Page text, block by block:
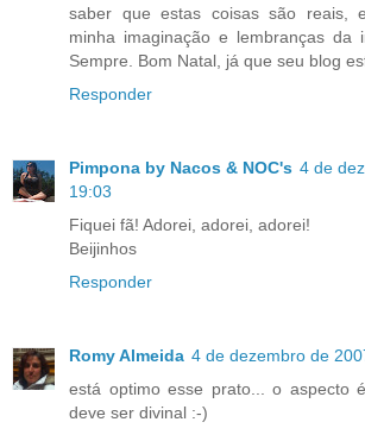
saber que estas coisas são reais,
minha imaginação e lembranças da
Sempre. Bom Natal, já que seu blog
Responder
Pimpona by Nacos & NOC's 4 de
19:03
Fiquei fã! Adorei, adorei, adorei!
Beijinhos
Responder
Romy Almeida 4 de dezembro de
está optimo esse prato... o aspecto
deve ser divinal :-)